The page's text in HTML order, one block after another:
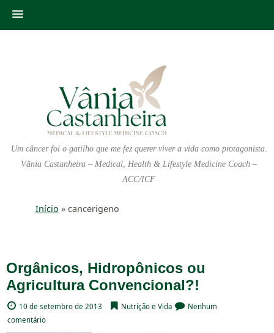
Um câncer foi o gatilho que me fez querer viver a vida como protagonista.
Vânia Castanheira – Medical, Health & Lifestyle Medicine Coach –
ACC/ICF
Início » cancerigeno
Orgânicos, Hidropônicos ou
Agricultura Convencional?!
10 de setembro de 2013 Nutrição e Vida
Nenhum
comentário